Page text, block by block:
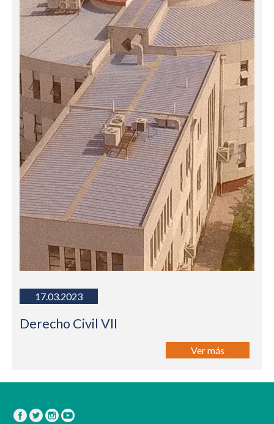
17.03.2023
Derecho Civil VII
Ver más